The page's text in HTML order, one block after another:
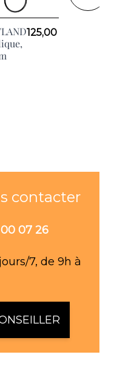
125,00 €
contacter
07 26
7, de 9h à